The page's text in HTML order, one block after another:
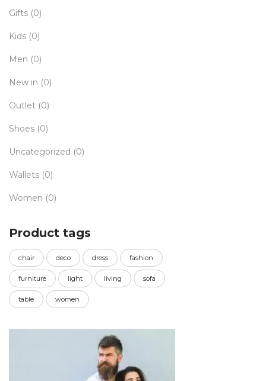
Gifts (0)
Kids (0)
Men (0)
New in (0)
Outlet (0)
Shoes (0)
Uncategorized (0)
Wallets (0)
Women (0)
Product tags
chair deco dress fashion
furniture light living sofa
table women